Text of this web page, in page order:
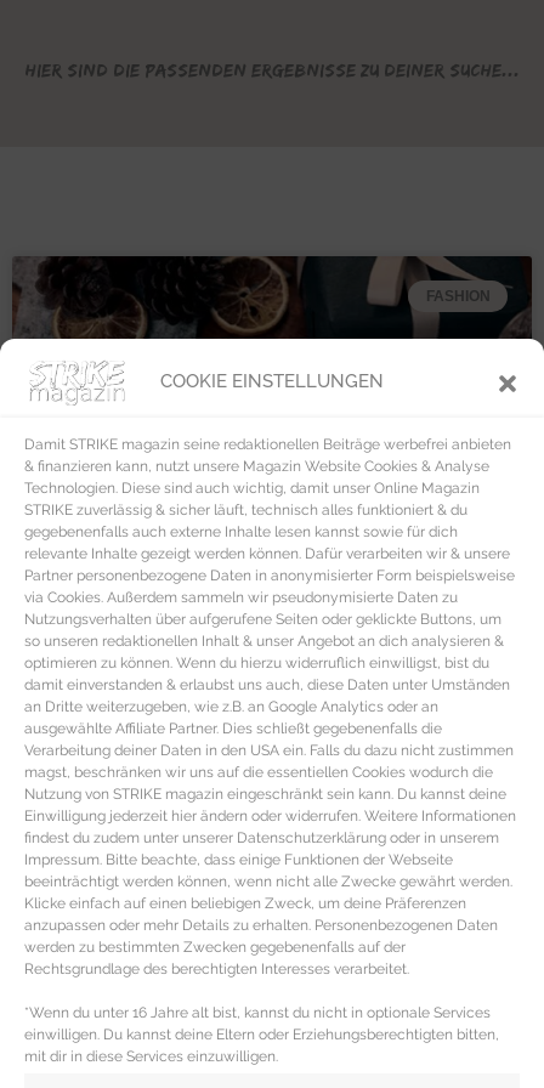
COOKIE EINSTELLUNGEN
Damit STRIKE magazin seine redaktionellen Beiträge werbefrei anbieten
& finanzieren kann, nutzt unsere Magazin Website Cookies & Analyse
Technologien. Diese sind auch wichtig, damit unser Online Magazin
STRIKE zuverlässig & sicher läuft, technisch alles funktioniert & du
gegebenenfalls auch externe Inhalte lesen kannst sowie für dich
relevante Inhalte gezeigt werden können. Dafür verarbeiten wir & unsere
Partner personenbezogene Daten in anonymisierter Form beispielsweise
via Cookies. Außerdem sammeln wir pseudonymisierte Daten zu
Nutzungsverhalten über aufgerufene Seiten oder geklickte Buttons, um
so unseren redaktionellen Inhalt & unser Angebot an dich analysieren &
optimieren zu können. Wenn du hierzu widerruflich einwilligst, bist du
damit einverstanden & erlaubst uns auch, diese Daten unter Umständen
an Dritte weiterzugeben, wie z.B. an Google Analytics oder an
ausgewählte Affiliate Partner. Dies schließt gegebenenfalls die
Verarbeitung deiner Daten in den USA ein. Falls du dazu nicht zustimmen
magst, beschränken wir uns auf die essentiellen Cookies wodurch die
Nutzung von STRIKE magazin eingeschränkt sein kann. Du kannst deine
Einwilligung jederzeit hier ändern oder widerrufen. Weitere Informationen
findest du zudem unter unserer Datenschutzerklärung oder in unserem
Impressum. Bitte beachte, dass einige Funktionen der Webseite
beeinträchtigt werden können, wenn nicht alle Zwecke gewährt werden.
Klicke einfach auf einen beliebigen Zweck, um deine Präferenzen
anzupassen oder mehr Details zu erhalten. Personenbezogenen Daten
werden zu bestimmten Zwecken gegebenenfalls auf der
Rechtsgrundlage des berechtigten Interesses verarbeitet.
*Wenn du unter 16 Jahre alt bist, kannst du nicht in optionale Services
einwilligen. Du kannst deine Eltern oder Erziehungsberechtigten bitten,
mit dir in diese Services einzuwilligen.
Hier sind die passenden Ergebnisse zu deiner Suche...
FASHION
INVESTMENT PIECE ARMBANDUHR – Die
schönsten Damenuhren unter den
Klassikern
Luxus Armbanduhren für Sie Angefangen bei cleanen
Modellen über die zeitlosen Klassiker und modernen
Smartwatches bis hin zu dem ultimativen